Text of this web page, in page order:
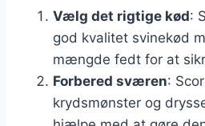
Vælg det rigtige kød:
god kvalitet svinekød
mængde fedt for at
Forbered sværen:
krydsmønster og